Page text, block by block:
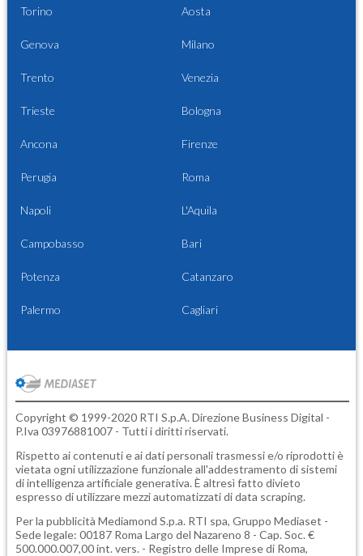
Torino Aosta
Genova Milano
Trento Venezia
Trieste Bologna
Ancona Firenze
Perugia Roma
Napoli L'Aquila
Campobasso Bari
Potenza Catanzaro
Palermo Cagliari
Copyright © 1999-2020 RTI S.p.A. Direzione Business Digital -
P.Iva 03976881007 - Tutti i diritti riservati.
Rispetto ai contenuti e ai dati personali trasmessi e/o riprodotti è
vietata ogni utilizzazione funzionale all'addestramento di sistemi
di intelligenza artificiale generativa. È altresì fatto divieto
espresso di utilizzare mezzi automatizzati di data scraping.
Per la pubblicità Mediamond S.p.a. RTI spa, Gruppo Mediaset -
Sede legale: 00187 Roma Largo del Nazareno 8 - Cap. Soc. €
500.000.007,00 int. vers. - Registro delle Imprese di Roma,